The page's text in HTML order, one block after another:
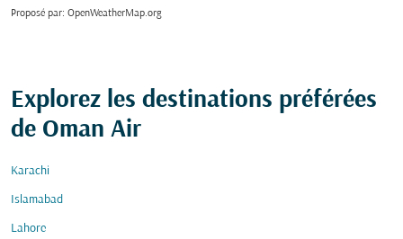
Proposé par: OpenWeatherMap.org
Explorez les destinations préférées
de Oman Air
Karachi
Islamabad
Lahore